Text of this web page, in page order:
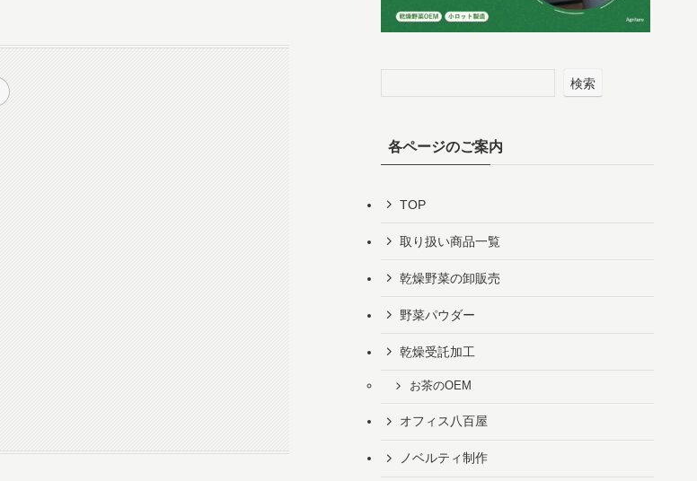
検索
各ページのご案内
TOP
取り扱い商品一覧
乾燥野菜の卸販売
野菜パウダー
乾燥受託加工
お茶のOEM
オフィス八百屋
ノベルティ制作